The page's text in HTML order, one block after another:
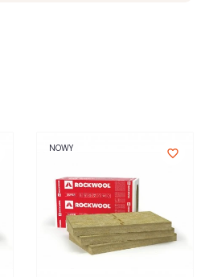
NOWY favorite_border